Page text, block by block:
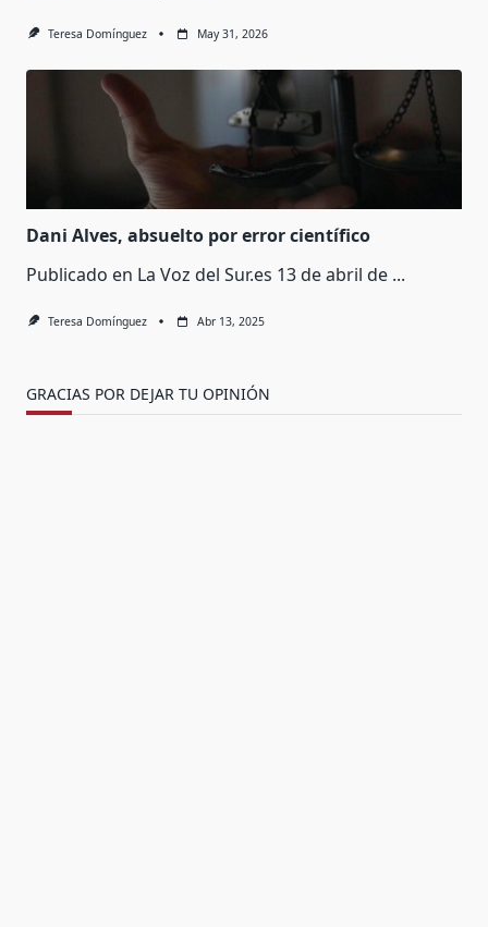
Teresa Domínguez May 31, 2026
Dani Alves, absuelto por error científico
Publicado en La Voz del Sur.es 13 de abril de ...
Teresa Domínguez Abr 13, 2025
GRACIAS POR DEJAR TU OPINIÓN